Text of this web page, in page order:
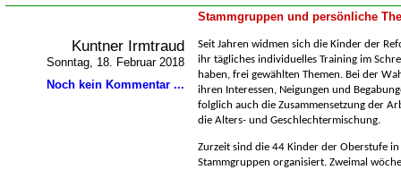
Stammgruppen und persönliche
Kuntner Irmtraud
Sonntag, 18. Februar 2018
Noch kein Kommentar ...
Seit Jahren widmen sich die Kinder der
ihr tägliches individuelles Training im
haben, frei gewählten Themen. Bei der
ihren Interessen, Neigungen und
folglich auch die Zusammensetzung der
die Alters- und Geschlechtermischung.
Zurzeit sind die 44 Kinder der Oberstufe
Stammgruppen organisiert. Zweimal